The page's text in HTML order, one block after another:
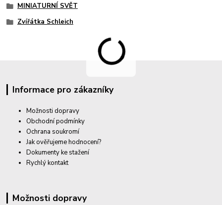
MINIATURNÍ SVĚT
Zvířátka Schleich
Informace pro zákazníky
Možnosti dopravy
Obchodní podmínky
Ochrana soukromí
Jak ověřujeme hodnocení?
Dokumenty ke stažení
Rychlý kontakt
Možnosti dopravy